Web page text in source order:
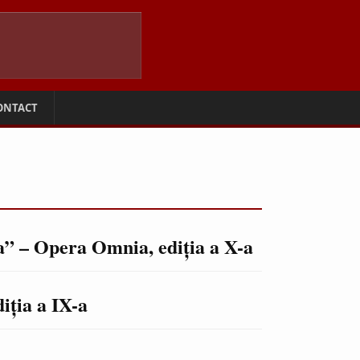
– Opera Omnia, ediţia a X-a
a IX-a